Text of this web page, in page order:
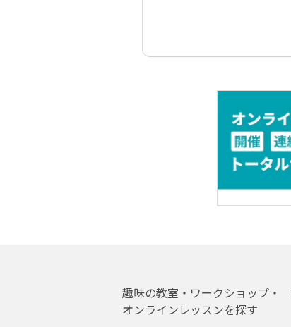
趣味の教室・ワークショップ・
オンラインレッスンを探す